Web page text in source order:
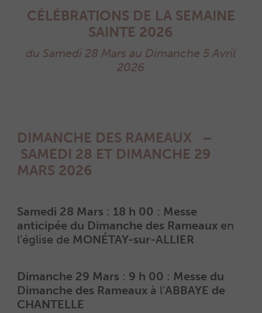
CÉLÉBRATIONS DE LA SEMAINE
SAINTE 2026
du Samedi 28 Mars au Dimanche 5 Avril
2026
DIMANCHE DES RAMEAUX –
SAMEDI 28 ET DIMANCHE 29
MARS 2026
Samedi 28 Mars : 18 h 00 : Messe
anticipée du Dimanche des Rameauxen
l’église de MONÉTAY-sur-ALLIER
Dimanche 29 Mars : 9 h 00 : Messe du
Dimanche des Rameauxà l’ABBAYE de
CHANTELLE